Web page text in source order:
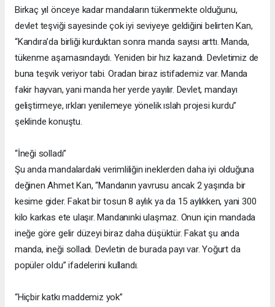
Birkaç yıl önceye kadar mandaların tükenmekte olduğunu,
devlet teşviği sayesinde çok iyi seviyeye geldiğini belirten Kan,
“Kandıra’da birliği kurduktan sonra manda sayısı arttı. Manda,
tükenme aşamasındaydı. Yeniden bir hız kazandı. Devletimiz de
buna teşvik veriyor tabi. Oradan biraz istifademiz var. Manda
fakir hayvan, yani manda her yerde yayılır. Devlet, mandayı
geliştirmeye, ırkları yenilemeye yönelik ıslah projesi kurdu”
şeklinde konuştu.
“İneği solladı”
Şu anda mandalardaki verimliliğin ineklerden daha iyi olduğuna
değinen Ahmet Kan, “Mandanın yavrusu ancak 2 yaşında bir
kesime gider. Fakat bir tosun 8 aylık ya da 15 aylıkken, yani 300
kilo karkas ete ulaşır. Mandanınki ulaşmaz. Onun için mandada
ineğe göre gelir düzeyi biraz daha düşüktür. Fakat şu anda
manda, ineği solladı. Devletin de burada payı var. Yoğurt da
popüler oldu” ifadelerini kullandı.
“Hiçbir katkı maddemiz yok”